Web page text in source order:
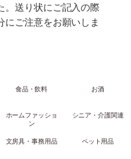
。送り状にご記入の際
にご注意をお願いしま
食品・飲料 お酒
ホームファッショ
ン
シニア・介護関連
文房具・事務用品 ペット用品